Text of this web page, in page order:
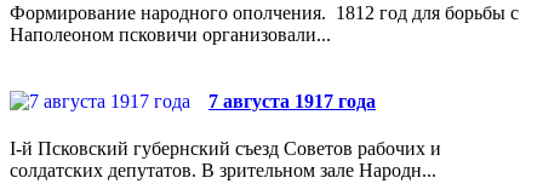
Формирование народного ополчения. 1812 год для борьбы с
Наполеоном псковичи организовали...
7 августа 1917 года
I-й Псковский губернский съезд Советов рабочих и
солдатских депутатов. В зрительном зале Народн...